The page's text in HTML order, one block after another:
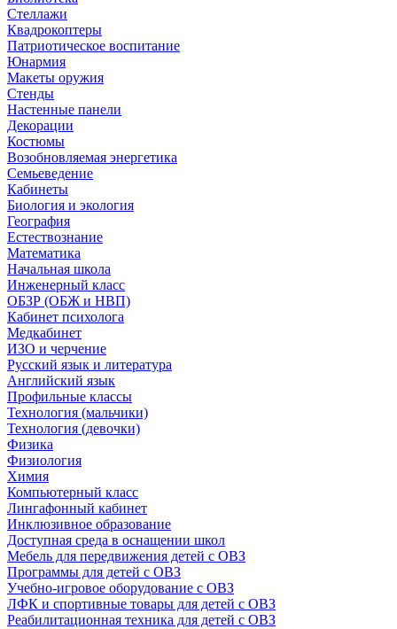
Стеллажи
Квадрокоптеры
Патриотическое воспитание
Юнармия
Макеты оружия
Стенды
Настенные панели
Декорации
Костюмы
Возобновляемая энергетика
Семьеведение
Кабинеты
Биология и экология
География
Естествознание
Математика
Начальная школа
Инженерный класс
ОБЗР (ОБЖ и НВП)
Кабинет психолога
Медкабинет
ИЗО и черчение
Русский язык и литература
Английский язык
Профильные классы
Технология (мальчики)
Технология (девочки)
Физика
Физиология
Химия
Компьютерный класс
Лингафонный кабинет
Инклюзивное образование
Доступная среда в оснащении школ
Мебель для передвижения детей с ОВЗ
Программы для детей с ОВЗ
Учебно-игровое оборудование с ОВЗ
ЛФК и спортивные товары для детей с ОВЗ
Реабилитационная техника для детей с ОВЗ